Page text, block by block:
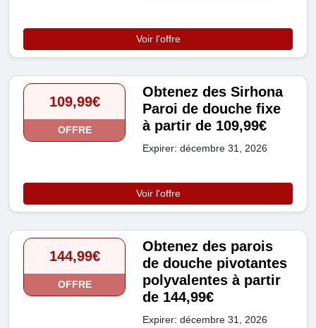
Voir l'offre
109,99€
OFFRE
Obtenez des Sirhona
Paroi de douche fixe
à partir de 109,99€
Expirer: décembre 31, 2026
Voir l'offre
144,99€
OFFRE
Obtenez des parois
de douche pivotantes
polyvalentes à partir
de 144,99€
Expirer: décembre 31, 2026